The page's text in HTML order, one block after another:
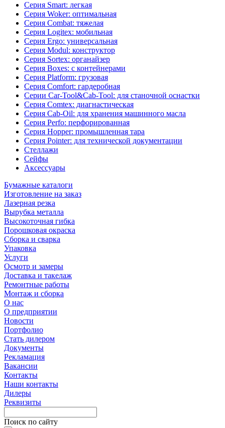
Серия Smart: легкая
Серия Woker: оптимальная
Серия Combat: тяжелая
Серия Logitex: мобильная
Серия Ergo: универсальная
Серия Modul: конструктор
Серия Sortex: органайзер
Серия Boxes: с контейнерами
Серия Platform: грузовая
Серия Comfort: гардеробная
Серии Car-Tool&Cab-Tool: для станочной оснастки
Серия Comtex: диагнастическая
Серия Cab-Oil: для хранения машинного масла
Серия Perfo: перфорированная
Серия Hopper: промышленная тара
Серия Pointer: для технической документации
Стеллажи
Сейфы
Аксессуары
Бумажные каталоги
Изготовление на заказ
Лазерная резка
Вырубка металла
Высокоточная гибка
Порошковая окраска
Сборка и сварка
Упаковка
Услуги
Осмотр и замеры
Доставка и такелаж
Ремонтные работы
Монтаж и сборка
О нас
О предприятии
Новости
Портфолио
Стать дилером
Документы
Рекламация
Вакансии
Контакты
Наши контакты
Дилеры
Реквизиты
Поиск по сайту